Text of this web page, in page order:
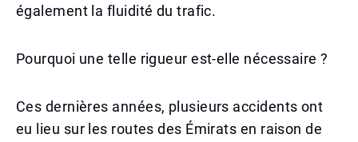
également la fluidité du trafic.
Pourquoi une telle rigueur est-elle nécessaire ?
Ces dernières années, plusieurs accidents ont
eu lieu sur les routes des Émirats en raison de